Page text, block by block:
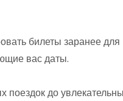
билеты заранее
вас даты.
до